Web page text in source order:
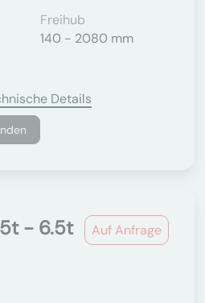
Freihub
140 - 2080 mm
Details
Auf Anfrage
- 6.5t